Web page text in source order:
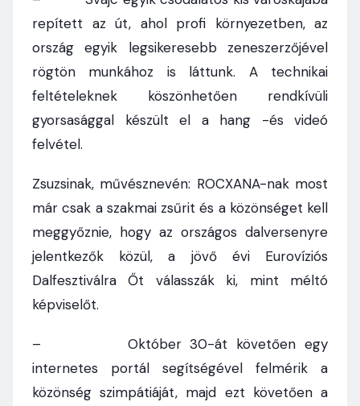
repített az út, ahol profi környezetben, az
ország egyik legsikeresebb zeneszerzőjével
rögtön munkához is láttunk. A technikai
feltételeknek köszönhetően rendkívüli
gyorsasággal készült el a hang -és videó
felvétel.
Zsuzsinak, művésznevén: ROCXANA-nak most
már csak a szakmai zsűrit és a közönséget kell
meggyőznie, hogy az országos dalversenyre
jelentkezők közül, a jövő évi Eurovíziós
Dalfesztiválra Őt válasszák ki, mint méltó
képviselőt.
– Október 30-át követően egy
internetes portál segítségével felmérik a
közönség szimpátiáját, majd ezt követően a